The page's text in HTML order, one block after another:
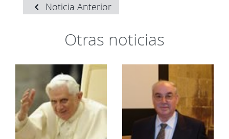
Noticia Anterior
Otras noticias